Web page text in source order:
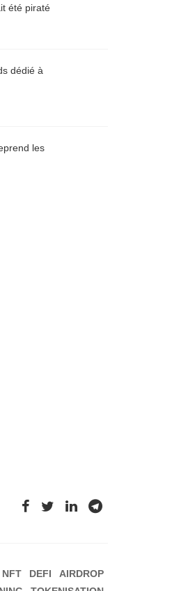
été piraté
dédié à
les
NFT DEFI
AIRDROP